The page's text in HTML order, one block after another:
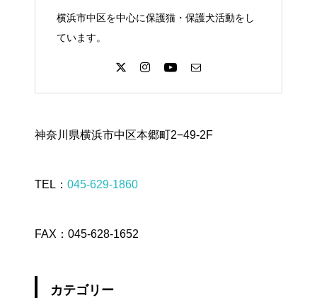
横浜市中区を中心に保護猫・保護犬活動をし
ています。
神奈川県横浜市中区本郷町2−49-2F
TEL： 045-629-1860
FAX：045-628-1652
カテゴリー